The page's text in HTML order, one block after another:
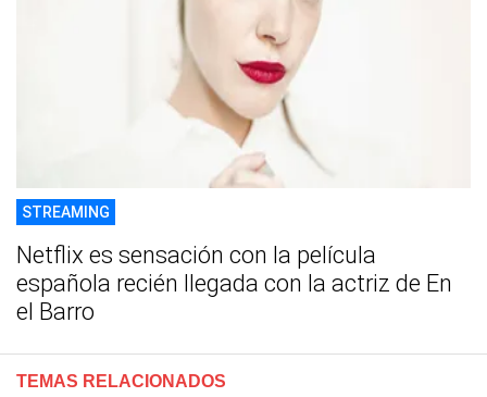
STREAMING
Netflix es sensación con la película
española recién llegada con la actriz de En
el Barro
TEMAS RELACIONADOS